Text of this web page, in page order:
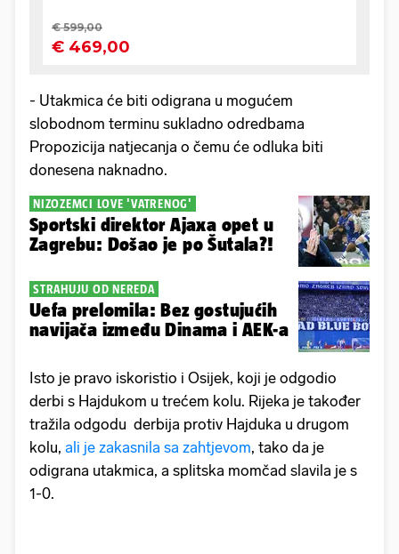
- Utakmica će biti odigrana u mogućem
slobodnom terminu sukladno odredbama
Propozicija natjecanja o čemu će odluka biti
donesena naknadno.
NIZOZEMCI LOVE 'VATRENOG'
Sportski direktor Ajaxa opet u
Zagrebu: Došao je po Šutala?!
STRAHUJU OD NEREDA
Uefa prelomila: Bez gostujućih
navijača između Dinama i AEK-a
Isto je pravo iskoristio i Osijek, koji je odgodio
derbi s Hajdukom u trećem kolu. Rijeka je također
tražila odgodu derbija protiv Hajduka u drugom
kolu, ali je zakasnila sa zahtjevom, tako da je
odigrana utakmica, a splitska momčad slavila je s
1-0.